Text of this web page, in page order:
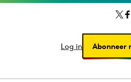
Log in Abonneer
Log in Abonneer